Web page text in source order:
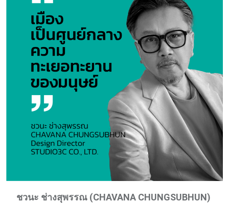
ชวนะ ช่างสุพรรณ (CHAVANA CHUNGSUBHUN)